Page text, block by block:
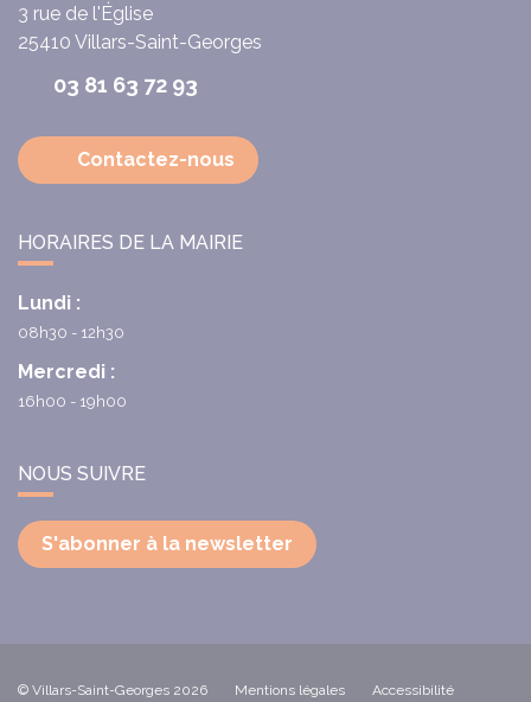
3 rue de l'Église
25410 Villars-Saint-Georges
03 81 63 72 93
Contactez-nous
HORAIRES DE LA MAIRIE
Lundi :
08h30 - 12h30
Mercredi :
16h00 - 19h00
NOUS SUIVRE
S'abonner à la newsletter
© Villars-Saint-Georges 2026 Mentions légales Accessibilité